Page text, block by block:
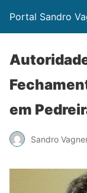
Portal Sandro
em
Sandro